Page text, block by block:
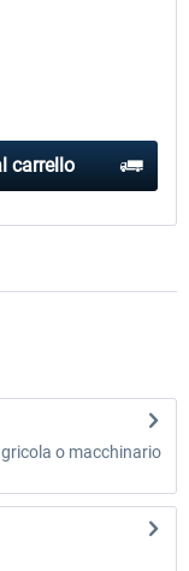
carrello
o macchinario